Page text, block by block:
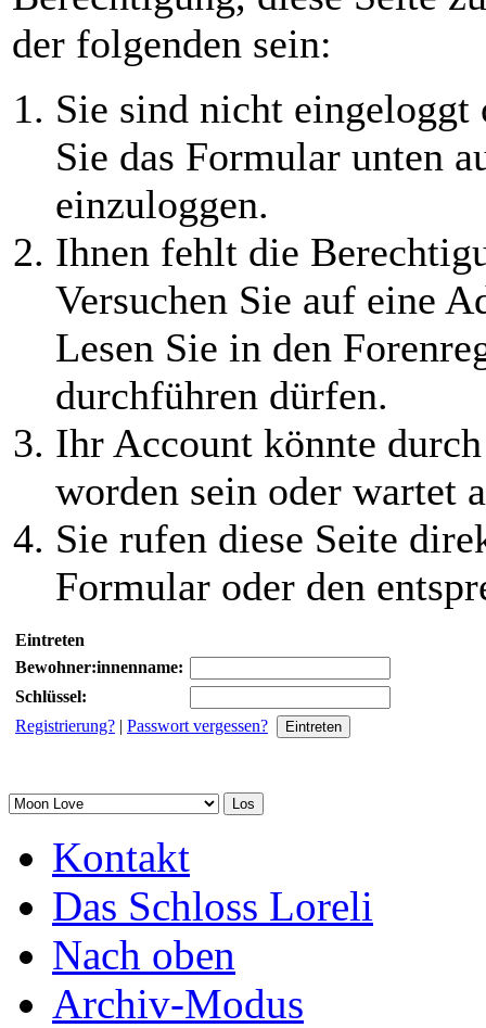
der folgenden sein:
Sie sind nicht
Sie das Formular unten
einzuloggen.
Ihnen fehlt die
Versuchen Sie auf eine
Lesen Sie in den
durchführen dürfen.
Ihr Account könnte
worden sein oder wartet
Sie rufen diese Seite
Formular oder den
Eintreten
Bewohner:innenname:
Schlüssel:
Registrierung? | Passwort vergessen?
Kontakt
Das Schloss Loreli
Nach oben
Archiv-Modus